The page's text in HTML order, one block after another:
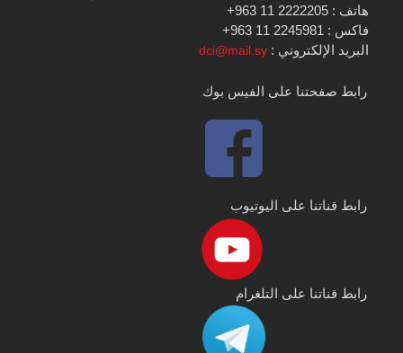
هاتف : 2222205 11 963+
فاكس : 2245981 11 963+
البريد الإلكتروني :dci@mail.sy
رابط صفحتنا على الفيس بوك
رابط قناتنا على اليوتيوب
رابط قناتنا على التلغرام